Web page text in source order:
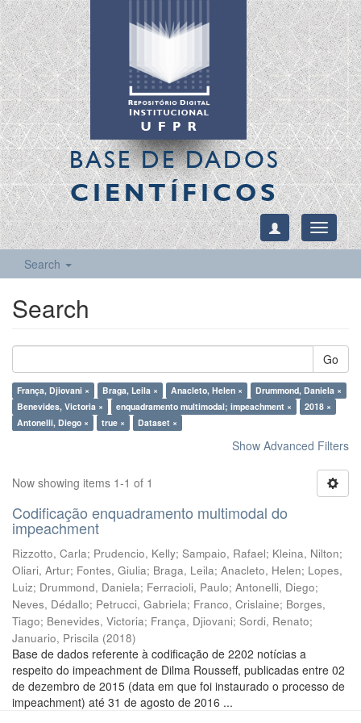
BASE DE DADOS
CIENTÍFICOS
Toggle
Search
Search
Go
França, Djiovani × Braga, Leila × Anacleto, Helen ×
Drummond, Daniela ×
Benevides, Victoria ×
enquadramento multimodal; impeachment ×
2018 ×
Antonelli, Diego ×
true × Dataset ×
Show Advanced Filters
Now showing items 1-1 of 1
Codificação enquadramento multimodal do
impeachment
Rizzotto, Carla; Prudencio, Kelly; Sampaio, Rafael; Kleina, Nilton;
Oliari, Artur; Fontes, Giulia; Braga, Leila; Anacleto, Helen; Lopes,
Luiz; Drummond, Daniela; Ferracioli, Paulo; Antonelli, Diego;
Neves, Dédallo; Petrucci, Gabriela; Franco, Crislaine; Borges,
Tiago; Benevides, Victoria; França, Djiovani; Sordi, Renato;
Januario, Priscila (2018)
Base de dados referente à codificação de 2202 notícias a
respeito do impeachment de Dilma Rousseff, publicadas entre 02
de dezembro de 2015 (data em que foi instaurado o processo de
impeachment) até 31 de agosto de 2016 ...